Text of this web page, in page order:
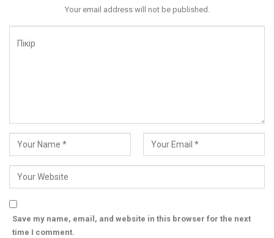
Your email address will not be published.
Save my name, email, and website in this browser for the next
time I comment.